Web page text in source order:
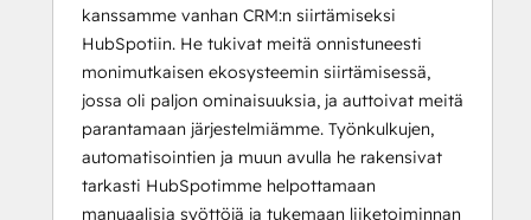
kanssamme vanhan CRM:n siirtämiseksi
HubSpotiin. He tukivat meitä onnistuneesti
monimutkaisen ekosysteemin siirtämisessä,
jossa oli paljon ominaisuuksia, ja auttoivat meitä
parantamaan järjestelmiämme. Työnkulkujen,
automatisointien ja muun avulla he rakensivat
tarkasti HubSpotimme helpottamaan
manuaalisia syöttöjä ja tukemaan liiketoiminnan